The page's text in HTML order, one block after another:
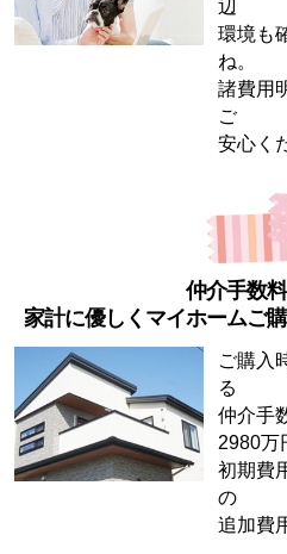
辺
環境も
ね。
諸費用
ご
安心く
仲介手数
家計に優しくマイホームご
ご購入
る
仲介手
2980万
初期費
の
追加費